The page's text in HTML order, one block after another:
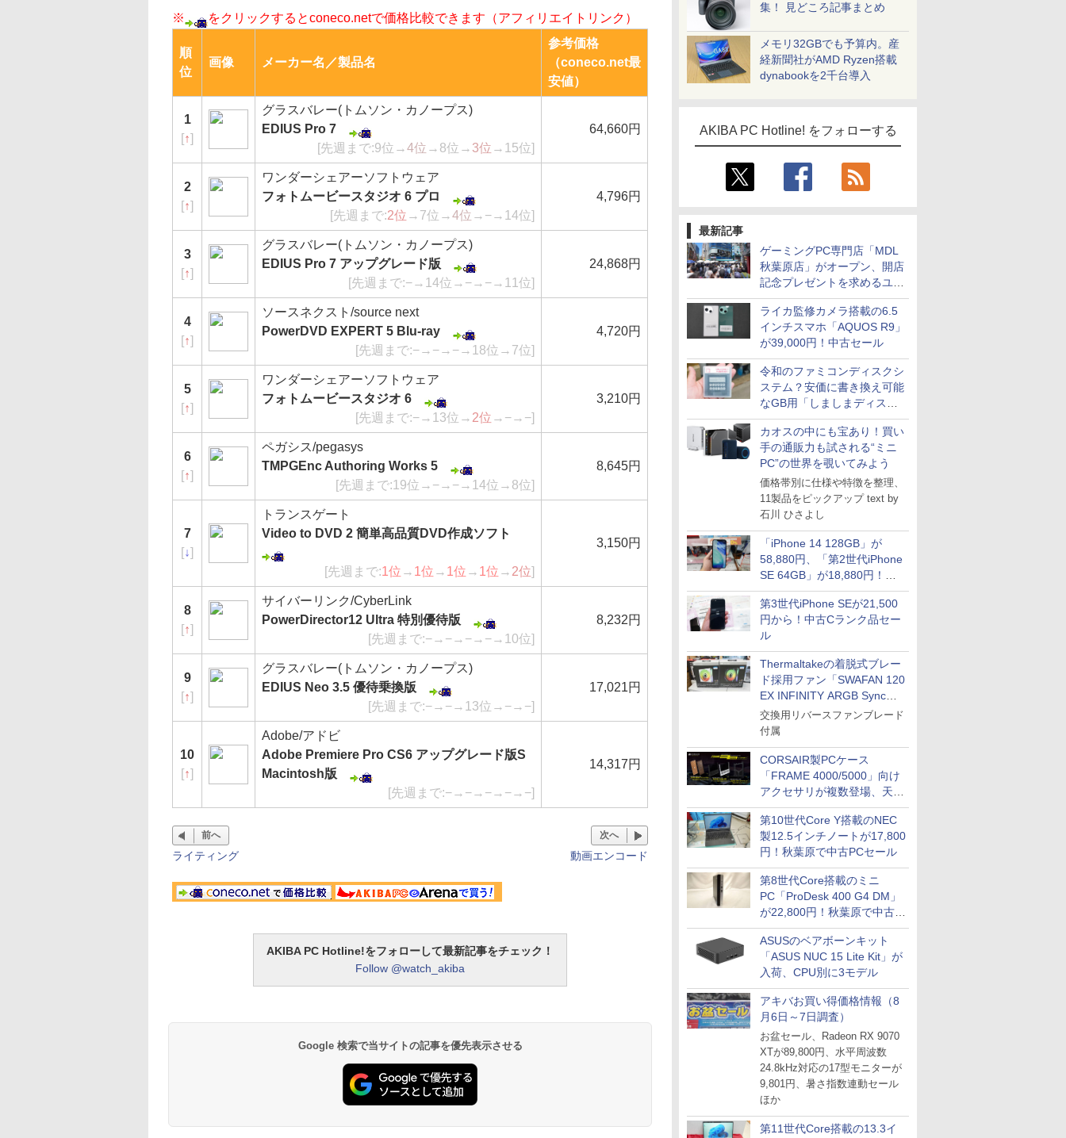
集！ 見どころ記事まとめ
メモリ32GBでも予算内。産
経新聞社がAMD Ryzen搭載
dynabookを2千台導入
AKIBA PC Hotline! をフォローする
最新記事
ゲーミングPC専門店「MDL
秋葉原店」がオープン、開店
記念プレゼントを求めるユー
ザーが押し寄せ長蛇の列に
ライカ監修カメラ搭載の6.5
インチスマホ「AQUOS R9」
が39,000円！中古セール
令和のファミコンディスクシ
ステム？安価に書き換え可能
なGB用「しましまディスク
システム」
カオスの中にも宝あり！買い
手の通販力も試される“ミニ
PC”の世界を覗いてみよう
価格帯別に仕様や特徴を整理、
11製品をピックアップ text by
石川 ひさよし
「iPhone 14 128GB」が
58,880円、「第2世代iPhone
SE 64GB」が18,880円！中
古Bランク品セール
第3世代iPhone SEが21,500
円から！中古Cランク品セー
ル
Thermaltakeの着脱式ブレー
ド採用ファン「SWAFAN 120
EX INFINITY ARGB Sync」
に単品パッケージ
交換用リバースファンブレード
付属
CORSAIR製PCケース
「FRAME 4000/5000」向け
アクセサリが複数登場、天然
木製パネルや背面コネクタ対
応トレイなど
第10世代Core Y搭載のNEC
製12.5インチノートが17,800
円！秋葉原で中古PCセール
第8世代Core搭載のミニ
PC「ProDesk 400 G4 DM」
が22,800円！秋葉原で中古
PCセール
ASUSのベアボーンキット
「ASUS NUC 15 Lite Kit」が
入荷、CPU別に3モデル
アキバお買い得価格情報（8
月6日～7日調査）
お盆セール、Radeon RX 9070
XTが89,800円、水平周波数
24.8kHz対応の17型モニターが
9,801円、暑さ指数連動セール
ほか
第11世代Core搭載の13.3イ
※ をクリックするとconeco.netで価格比較できます（アフィリエイトリンク）
順
位
画像 メーカー名／製品名
参考価格
（coneco.net最
安値）
1
[↑]
グラスバレー(トムソン・カノープス)
EDIUS Pro 7
[先週まで:9位→4位 →8位→ 3位 →15位]
64,660円
2
[↑]
ワンダーシェアーソフトウェア
フォトムービースタジオ 6 プロ
[先週まで:2位 →7位→4位 →−→14位]
4,796円
3
[↑]
グラスバレー(トムソン・カノープス)
EDIUS Pro 7 アップグレード版
[先週まで:−→14位→−→−→11位]
24,868円
4
[↑]
ソースネクスト/source next
PowerDVD EXPERT 5 Blu-ray
[先週まで:−→−→−→18位→7位]
4,720円
5
[↑]
ワンダーシェアーソフトウェア
フォトムービースタジオ 6
[先週まで:−→13位→ 2位 →−→−]
3,210円
6
[↑]
ペガシス/pegasys
TMPGEnc Authoring Works 5
[先週まで:19位→−→−→14位→8位]
8,645円
7
[↓]
トランスゲート
Video to DVD 2 簡単高品質DVD作成ソフト
[先週まで:1位 → 1位 → 1位 → 1位 → 2位]
3,150円
8
[↑]
サイバーリンク/CyberLink
PowerDirector12 Ultra 特別優待版
[先週まで:−→−→−→−→10位]
8,232円
9
[↑]
グラスバレー(トムソン・カノープス)
EDIUS Neo 3.5 優待乗換版
[先週まで:−→−→13位→−→−]
17,021円
10
[↑]
Adobe/アドビ
Adobe Premiere Pro CS6 アップグレード版S
Macintosh版
[先週まで:−→−→−→−→−]
14,317円
前へ
ライティング
次へ
動画エンコード
AKIBA PC Hotline!をフォローして最新記事をチェック！
Follow @watch_akiba
Google 検索で当サイトの記事を優先表示させる